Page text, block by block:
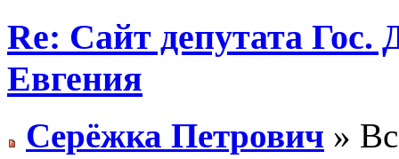
Re: Сайт депутата
Евгения
Серёжка Петрович »